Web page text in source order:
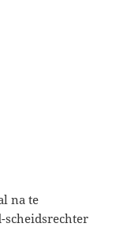
na te
scheidsrechter